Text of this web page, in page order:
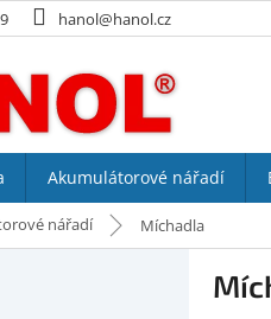
hanol@hanol.cz
Akumulátorové nářadí
nářadí Míchadla